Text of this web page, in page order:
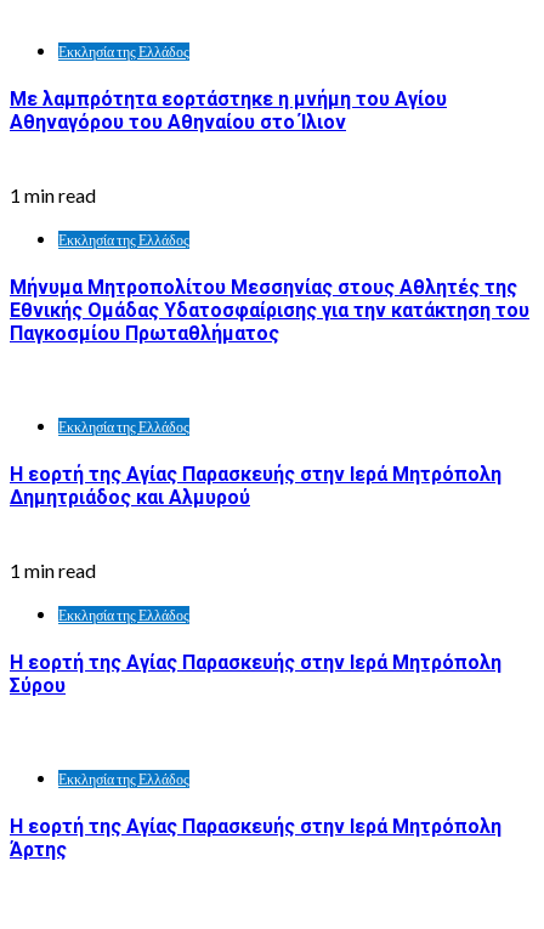
Εκκλησία της Ελλάδος
Με λαμπρότητα εορτάστηκε η μνήμη του Αγίου
Αθηναγόρου του Αθηναίου στο Ίλιον
1 min read
Εκκλησία της Ελλάδος
Μήνυμα Μητροπολίτου Μεσσηνίας στους Αθλητές της
Εθνικής Ομάδας Υδατοσφαίρισης για την κατάκτηση του
Παγκοσμίου Πρωταθλήματος
Εκκλησία της Ελλάδος
Η εορτή της Αγίας Παρασκευής στην Ιερά Μητρόπολη
Δημητριάδος και Αλμυρού
1 min read
Εκκλησία της Ελλάδος
Η εορτή της Αγίας Παρασκευής στην Ιερά Μητρόπολη
Σύρου
Εκκλησία της Ελλάδος
Η εορτή της Αγίας Παρασκευής στην Ιερά Μητρόπολη
Άρτης